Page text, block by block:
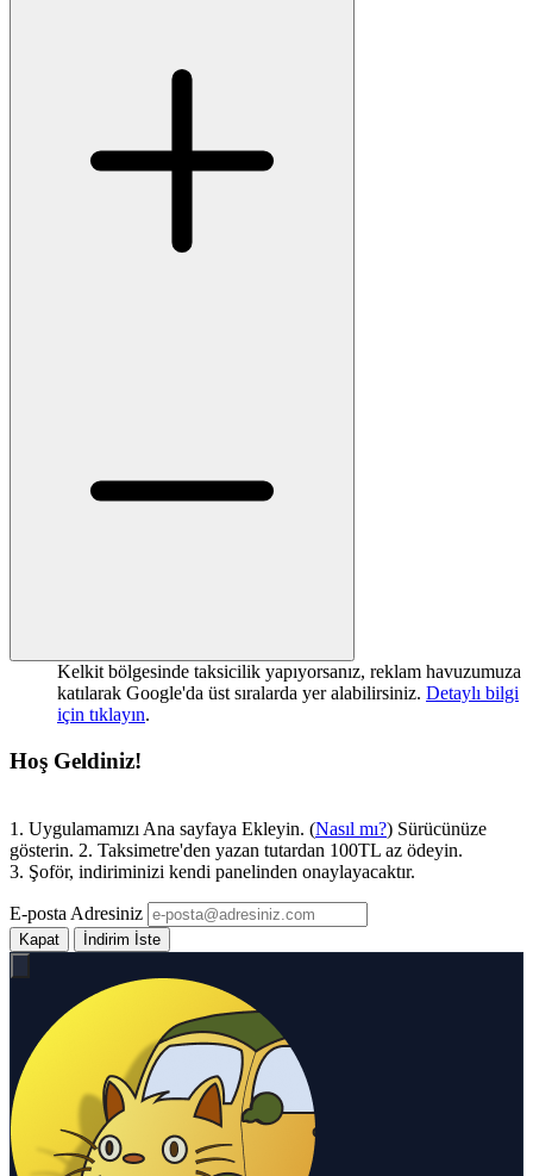
Kelkit bölgesinde taksicilik yapıyorsanız, reklam havuzumuza
katılarak Google'da üst sıralarda yer alabilirsiniz. Detaylı bilgi
için tıklayın.
Hoş Geldiniz!
1. Uygulamamızı Ana sayfaya Ekleyin. (Nasıl mı?) Sürücünüze
gösterin. 2. Taksimetre'den yazan tutardan 100TL az ödeyin.
3. Şoför, indiriminizi kendi panelinden onaylayacaktır.
E-posta Adresiniz
Kapat İndirim İste